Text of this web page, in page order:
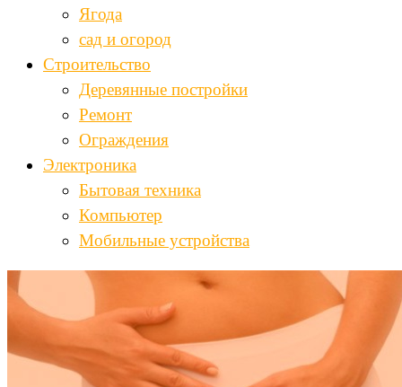
Ягода
сад и огород
Строительство
Деревянные постройки
Ремонт
Ограждения
Электроника
Бытовая техника
Компьютер
Мобильные устройства